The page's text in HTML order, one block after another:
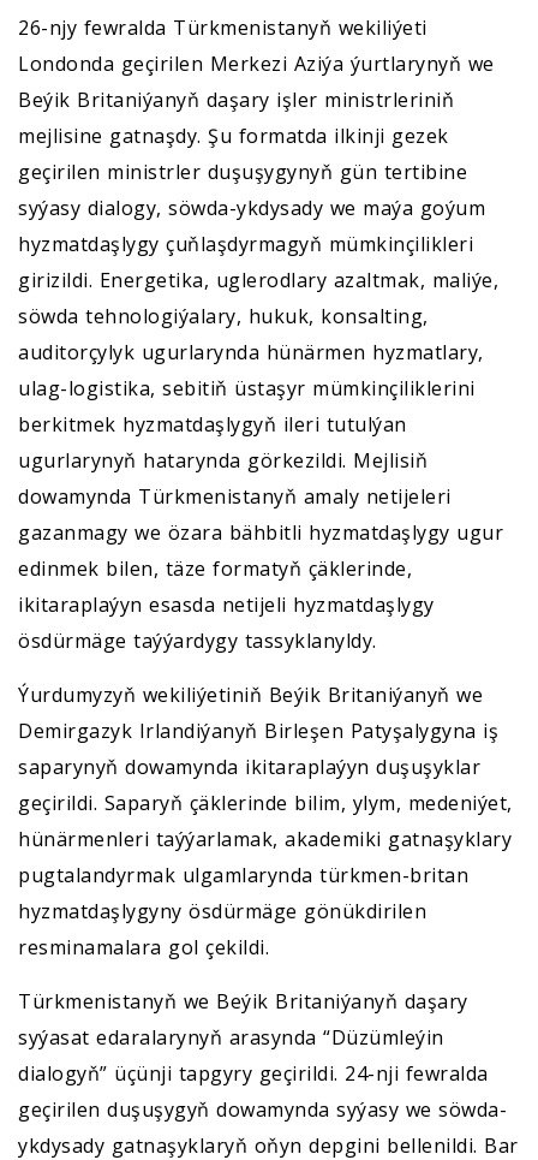
26-njy fewralda Türkmenistanyň wekiliýeti
Londonda geçirilen Merkezi Aziýa ýurtlarynyň we
Beýik Britaniýanyň daşary işler ministrleriniň
mejlisine gatnaşdy. Şu formatda ilkinji gezek
geçirilen ministrler duşuşygynyň gün tertibine
syýasy dialogy, söwda-ykdysady we maýa goýum
hyzmatdaşlygy çuňlaşdyrmagyň mümkinçilikleri
girizildi. Energetika, uglerodlary azaltmak, maliýe,
söwda tehnologiýalary, hukuk, konsalting,
auditorçylyk ugurlarynda hünärmen hyzmatlary,
ulag-logistika, sebitiň üstaşyr mümkinçiliklerini
berkitmek hyzmatdaşlygyň ileri tutulýan
ugurlarynyň hatarynda görkezildi. Mejlisiň
dowamynda Türkmenistanyň amaly netijeleri
gazanmagy we özara bähbitli hyzmatdaşlygy ugur
edinmek bilen, täze formatyň çäklerinde,
ikitaraplaýyn esasda netijeli hyzmatdaşlygy
ösdürmäge taýýardygy tassyklanyldy.
Ýurdumyzyň wekiliýetiniň Beýik Britaniýanyň we
Demirgazyk Irlandiýanyň Birleşen Patyşalygyna iş
saparynyň dowamynda ikitaraplaýyn duşuşyklar
geçirildi. Saparyň çäklerinde bilim, ylym, medeniýet,
hünärmenleri taýýarlamak, akademiki gatnaşyklary
pugtalandyrmak ulgamlarynda türkmen-britan
hyzmatdaşlygyny ösdürmäge gönükdirilen
resminamalara gol çekildi.
Türkmenistanyň we Beýik Britaniýanyň daşary
syýasat edaralarynyň arasynda “Düzümleýin
dialogyň” üçünji tapgyry geçirildi. 24-nji fewralda
geçirilen duşuşygyň dowamynda syýasy we söwda-
ykdysady gatnaşyklaryň oňyn depgini bellenildi. Bar